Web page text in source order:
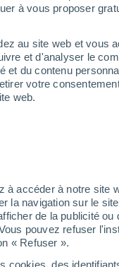
à vous proposer
au site web et vous
et d'analyser le
du contenu
votre
web.
accéder à notre site
navigation sur le
de la publicité
pouvez refuser
« Refuser ».
cookies, des